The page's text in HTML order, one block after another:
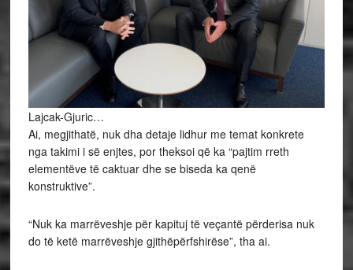
Lajcak-Gjuric…
Ai, megjithatë, nuk dha detaje lidhur me temat konkrete
nga takimi i së enjtes, por theksoi që ka “pajtim rreth
elementëve të caktuar dhe se biseda ka qenë
konstruktive”.
“Nuk ka marrëveshje për kapituj të veçantë përderisa nuk
do të ketë marrëveshje gjithëpërfshirëse”, tha ai.